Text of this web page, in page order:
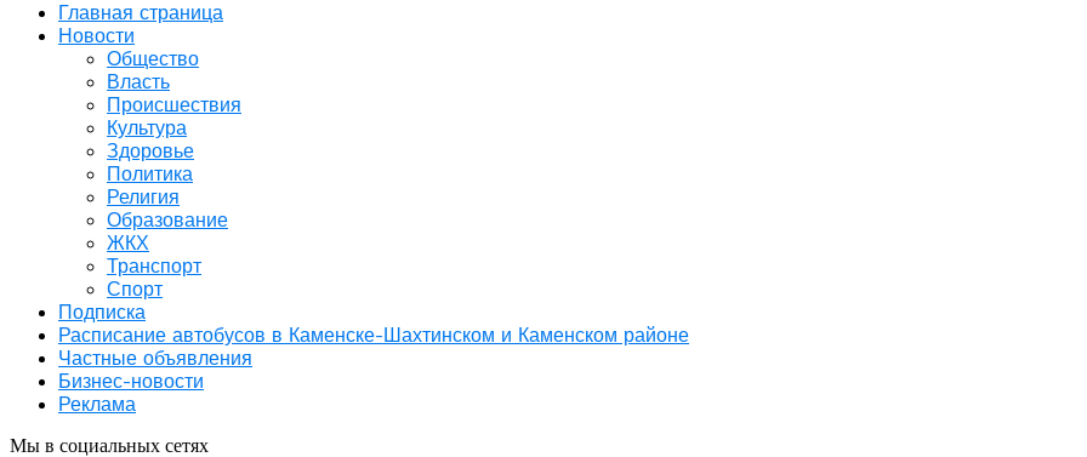
Главная страница
Новости
Общество
Власть
Происшествия
Культура
Здоровье
Политика
Религия
Образование
ЖКХ
Транспорт
Спорт
Подписка
Расписание автобусов в Каменске-Шахтинском и Каменском районе
Частные объявления
Бизнес-новости
Реклама
Мы в социальных сетях